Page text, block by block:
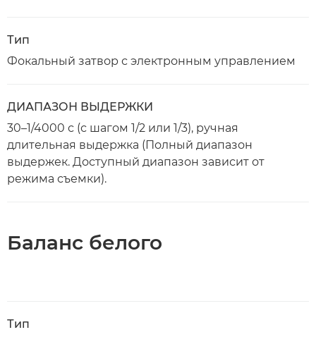
Тип
Фокальный затвор с электронным управлением
ДИАПАЗОН ВЫДЕРЖКИ
30–1/4000 с (с шагом 1/2 или 1/3), ручная
длительная выдержка (Полный диапазон
выдержек. Доступный диапазон зависит от
режима съемки).
Баланс белого
Тип